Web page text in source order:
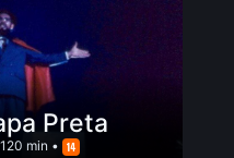
Preta
min •